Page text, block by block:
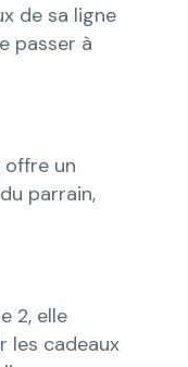
de sa ligne
passer à
offre un
parrain,
2, elle
les cadeaux